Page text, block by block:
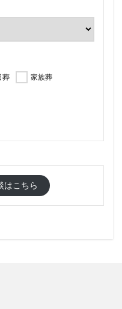
葬
家族葬
はこちら